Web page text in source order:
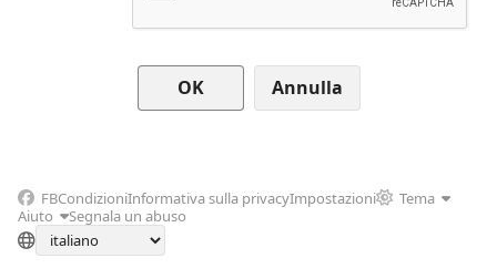
Annulla
FBCondizioniInformativa sulla privacyImpostazioni
Tema
Aiuto
Segnala un abuso